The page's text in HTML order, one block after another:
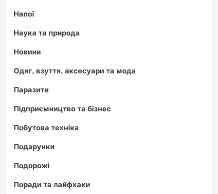
Напої
Наука та природа
Новини
Одяг, взуття, аксесуари та мода
Паразити
Підприємництво та бізнес
Побутова техніка
Подарунки
Подорожі
Поради та лайфхаки